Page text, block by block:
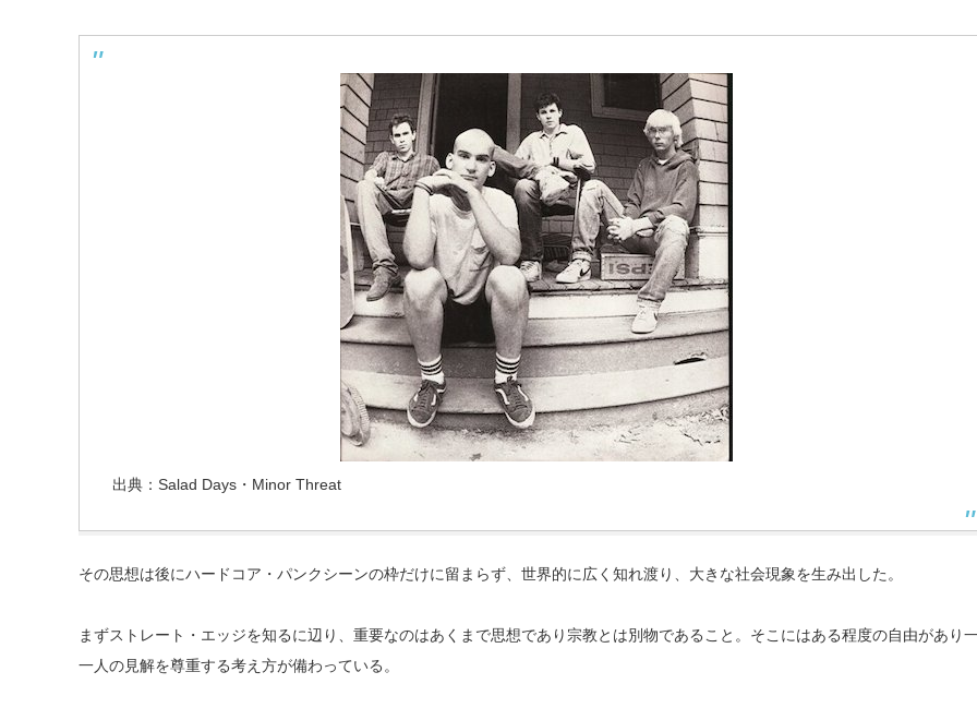
出典：Salad Days・Minor Threat
その思想は後にハードコア・パンクシーンの枠だけに留まらず、世界的に広く知れ渡り、大きな社会現象を生み出した。
まずストレート・エッジを知るに辺り、重要なのはあくまで思想であり宗教とは別物であること。そこにはある程度の自由があり
一人の見解を尊重する考え方が備わっている。